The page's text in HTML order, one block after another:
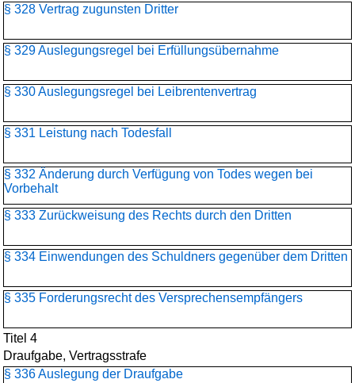
§ 328 Vertrag zugunsten Dritter
§ 329 Auslegungsregel bei Erfüllungsübernahme
§ 330 Auslegungsregel bei Leibrentenvertrag
§ 331 Leistung nach Todesfall
§ 332 Änderung durch Verfügung von Todes wegen bei
Vorbehalt
§ 333 Zurückweisung des Rechts durch den Dritten
§ 334 Einwendungen des Schuldners gegenüber dem Dritten
§ 335 Forderungsrecht des Versprechensempfängers
Titel 4
Draufgabe, Vertragsstrafe
§ 336 Auslegung der Draufgabe